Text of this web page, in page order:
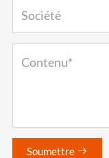
Soumettre 